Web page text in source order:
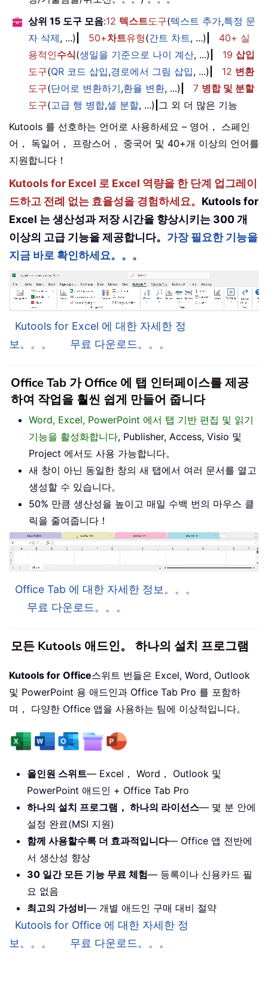
상위 15 도구 모음:12 텍스트도구(텍스트 추가,특정 문
자 삭제, ...) 50+차트유형(간트 차트, ...)
40+ 실
용적인수식(생일을 기준으로 나이 계산, ...) 19 삽입
도구(QR 코드 삽입,경로에서 그림 삽입, ...) 12 변환
도구(단어로 변환하기,환율 변환, ...) 7 병합 및 분할
도구(고급 행 병합,셀 분할, ...) 그 외 더 많은 기능
Kutools 를 선호하는 언어로 사용하세요 – 영어， 스페인
어， 독일어， 프랑스어， 중국어 및 40+개 이상의 언어를
지원합니다！
Kutools for Excel 로 Excel 역량을 한 단계 업그레이
드하고 전례 없는 효율성을 경험하세요。 Kutools for
Excel 는 생산성과 저장 시간을 향상시키는 300 개
이상의 고급 기능을 제공합니다。 가장 필요한 기능을
지금 바로 확인하세요。。。
Kutools for Excel 에 대한 자세한 정
보。。。
무료 다운로드。。。
Office Tab 가 Office 에 탭 인터페이스를 제공
하여 작업을 훨씬 쉽게 만들어 줍니다
Word, Excel, PowerPoint 에서 탭 기반 편집 및 읽기
기능을 활성화합니다, Publisher, Access, Visio 및
Project 에서도 사용 가능합니다。
새 창이 아닌 동일한 창의 새 탭에서 여러 문서를 열고
생성할 수 있습니다。
50% 만큼 생산성을 높이고 매일 수백 번의 마우스 클
릭을 줄여줍니다！
Office Tab 에 대한 자세한 정보。。。
무료 다운로드。。。
모든 Kutools 애드인。 하나의 설치 프로그램
Kutools for Office스위트 번들은 Excel, Word, Outlook
및 PowerPoint 용 애드인과 Office Tab Pro 를 포함하
며， 다양한 Office 앱을 사용하는 팀에 이상적입니다。
올인원 스위트— Excel， Word， Outlook 및
PowerPoint 애드인 + Office Tab Pro
하나의 설치 프로그램， 하나의 라이선스— 몇 분 안에
설정 완료(MSI 지원)
함께 사용할수록 더 효과적입니다— Office 앱 전반에
서 생산성 향상
30 일간 모든 기능 무료 체험— 등록이나 신용카드 필
요 없음
최고의 가성비— 개별 애드인 구매 대비 절약
Kutools for Office 에 대한 자세한 정
보。。。
무료 다운로드。。。